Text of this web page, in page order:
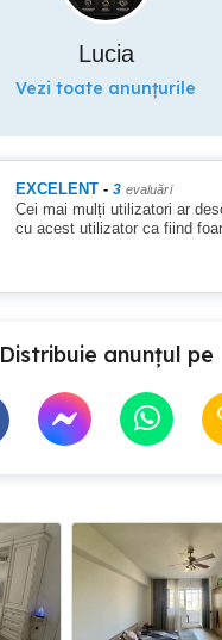
Lucia
Vezi toate anunțurile
EXCELENT - 3 evaluări
Cei mai mulți utilizatori ar
cu acest utilizator ca fiind
Distribuie anunțul pe